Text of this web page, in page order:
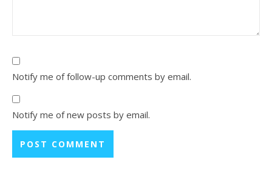
Notify me of follow-up comments by email.
Notify me of new posts by email.